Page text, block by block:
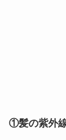
①髪の紫外